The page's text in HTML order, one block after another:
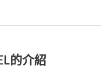
的介紹